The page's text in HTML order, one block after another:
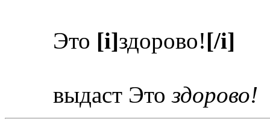
Это [i]здорово![/i]
выдаст Этоздорово!